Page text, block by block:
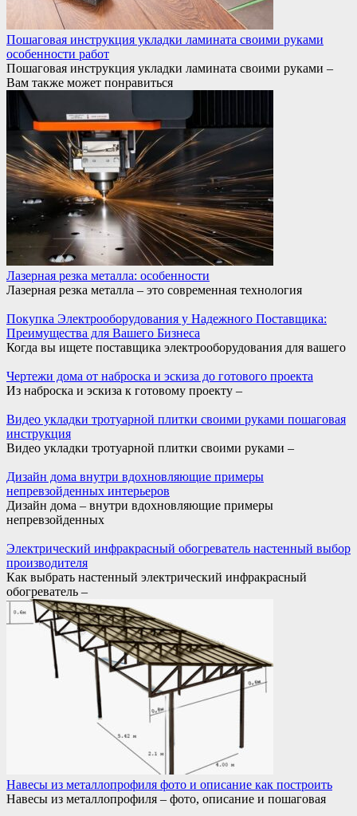
Пошаговая инструкция укладки ламината своими руками
особенности работ
Пошаговая инструкция укладки ламината своими руками –
Вам также может понравиться
Лазерная резка металла: особенности
Лазерная резка металла – это современная технология
Покупка Электрооборудования у Надежного Поставщика:
Преимущества для Вашего Бизнеса
Когда вы ищете поставщика электрооборудования для вашего
Чертежи дома от наброска и эскиза до готового проекта
Из наброска и эскиза к готовому проекту –
Видео укладки тротуарной плитки своими руками пошаговая
инструкция
Видео укладки тротуарной плитки своими руками –
Дизайн дома внутри вдохновляющие примеры
непревзойденных интерьеров
Дизайн дома – внутри вдохновляющие примеры
непревзойденных
Электрический инфракрасный обогреватель настенный выбор
производителя
Как выбрать настенный электрический инфракрасный
обогреватель –
Навесы из металлопрофиля фото и описание как построить
Навесы из металлопрофиля – фото, описание и пошаговая